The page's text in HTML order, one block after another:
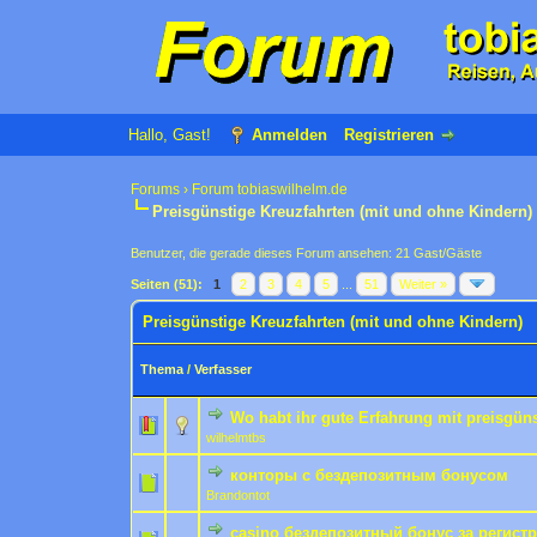
Hallo, Gast! Anmelden Registrieren
Forums › Forum tobiaswilhelm.de
Preisgünstige Kreuzfahrten (mit und ohne Kindern)
Benutzer, die gerade dieses Forum ansehen: 21 Gast/Gäste
Seiten (51): 1 2 3 4 5 51 Weiter »
Preisgünstige Kreuzfahrten (mit und ohne Kindern)
Thema /Verfasser
Wo habt ihr gute Erfahrung mit
wilhelmtbs
1 Bewertung(en)1
конторы с бездепозитным бонусом
Brandontot
0 Bewertung(en) - 0
casino бездепозитный бонус за